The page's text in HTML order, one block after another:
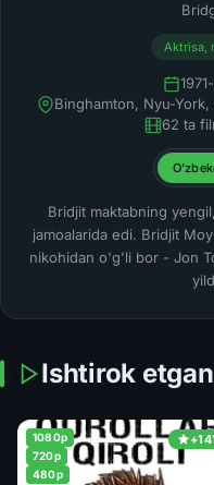
Aktrisa,
Binghamton, Nyu-York,
62 ta
Bridjit maktabning
jamoalarida edi. Bridjit
nikohidan o'g'li bor - Jon
Ishtirok
1080p
720p
480p